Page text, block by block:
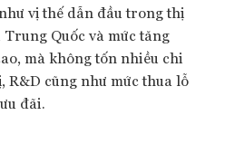
vị thế dẫn đầu trong thị
Quốc và mức tăng
mà không tốn nhiều chi
R&D cũng như mức thua lỗ
đãi.